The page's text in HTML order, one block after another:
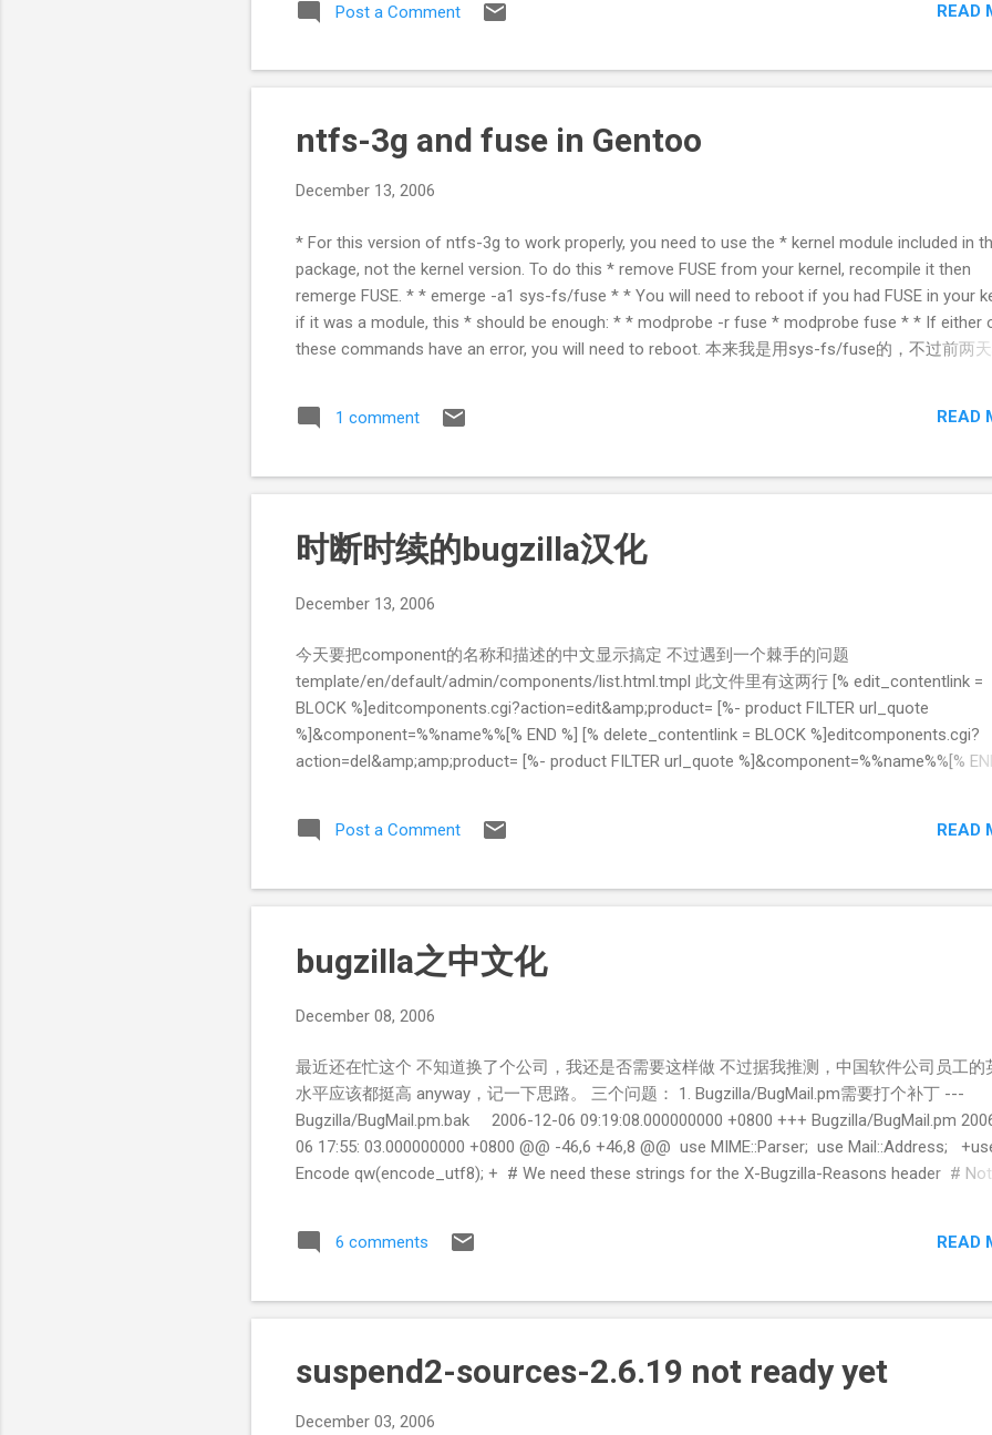
Post a Comment READ
ntfs-3g and fuse in Gentoo
December 13, 2006
* For this version of ntfs-3g to work properly, you need to use the * kernel module included in
package, not the kernel version. To do this * remove FUSE from your kernel, recompile it then
remerge FUSE. * * emerge -a1 sys-fs/fuse * * You will need to reboot if you had FUSE in your
if it was a module, this * should be enough: * * modprobe -r fuse * modprobe fuse * * If either
these commands have an error, you will need to reboot. 本来我是用sys-fs/fuse的，不过前两
1 comment READ
时断时续的bugzilla汉化
December 13, 2006
今天要把component的名称和描述的中文显示搞定 不过遇到一个棘手的问题
template/en/default/admin/components/list.html.tmpl 此文件里有这两行 [% edit_contentlink =
BLOCK %]editcomponents.cgi?action=edit&amp;product= [%- product FILTER url_quote
%]&component=%%name%%[% END %] [% delete_contentlink = BLOCK %]editcomponents.cgi?
action=del&amp;amp;product= [%- product FILTER url_quote %]&component=%%name%%[% END
Bugzilla/Component.pm的第91行不改动的情况下，这个连接才是正常的。 可是如果不改成下面
样，那么新建的component的中文名称和描述就是问号 $self->{$field} =
Post a Comment READ
bugzilla之中文化
December 08, 2006
最近还在忙这个 不知道换了个公司，我还是否需要这样做 不过据我推测，中国软件公司员工的
水平应该都挺高 anyway，记一下思路。 三个问题： 1. Bugzilla/BugMail.pm需要打个补丁 ---
Bugzilla/BugMail.pm.bak 2006-12-06 09:19:08.000000000 +0800 +++ Bugzilla/BugMail.pm
06 17:55: 03.000000000 +0800 @@ -46,6 +46,8 @@ use MIME::Parser; use Mail::Address;
Encode qw(encode_utf8); + # We need these strings for the X-Bugzilla-Reasons header #
(REL_ASSIGNEE , "AssignedTo", @@ -636,7 +638,7 @@ my $headers; if
and (!is_7bit_clean($header) or !is_7bit_clean($body))) { - ($headers, $body) =
6 comments READ
suspend2-sources-2.6.19 not ready yet
December 03, 2006